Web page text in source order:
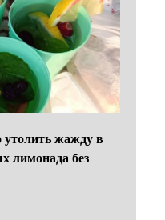
жажду в
лимонада без